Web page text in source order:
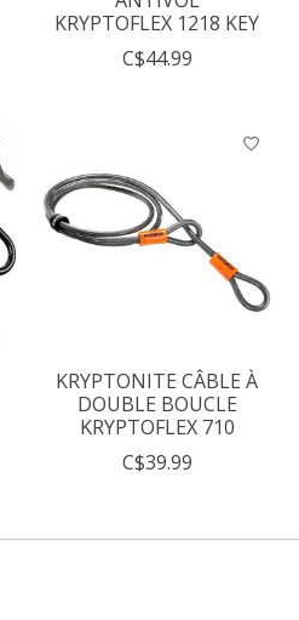
KRYPTOFLEX 1218 KEY
C$44.99
KRYPTONITE CÂBLE À
DOUBLE BOUCLE
KRYPTOFLEX 710
C$39.99